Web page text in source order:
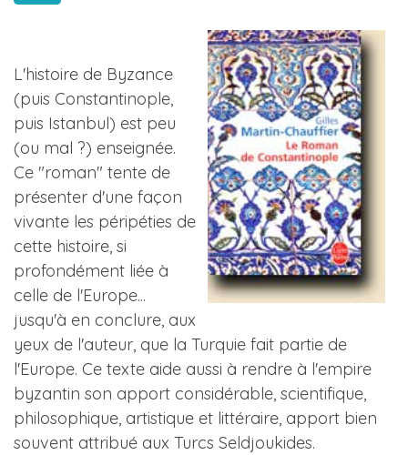
L'histoire de Byzance
(puis Constantinople,
puis Istanbul) est peu
(ou mal ?) enseignée.
Ce "roman" tente de
présenter d'une façon
vivante les péripéties de
cette histoire, si
profondément liée à
celle de l'Europe...
jusqu'à en conclure, aux
yeux de l'auteur, que la Turquie fait partie de
l'Europe. Ce texte aide aussi à rendre à l'empire
byzantin son apport considérable, scientifique,
philosophique, artistique et littéraire, apport bien
souvent attribué aux Turcs Seldjoukides.